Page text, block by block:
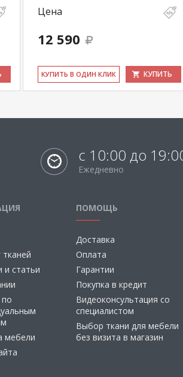
Цена
12 590
КУ­ПИТЬ В ОДИН КЛИК КУПИТЬ
с 10:00 до
Ежедневно
тканей
и статьи
мебели
ПОМОЩЬ
Доставка
Оплата
Гарантии
Покупка в кредит
Видеоконсультация со
специалистом
Выбор ткани для мебели
без визита в магазин